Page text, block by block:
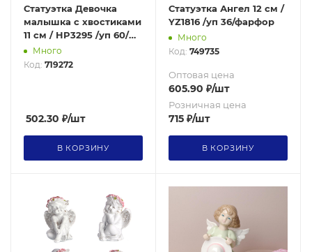
Статуэтка Девочка
малышка с хвостиками
11 см / HP3295 /уп 60/
Акция
Много
Код: 719272
502.30 ₽/шт
В КОРЗИНУ
Статуэтка Ангел 12 см /
YZ1816 /уп 36/фарфор
Много
Код: 749735
Оптовая цена
605.90 ₽/шт
Розничная цена
715 ₽/шт
В КОРЗИНУ